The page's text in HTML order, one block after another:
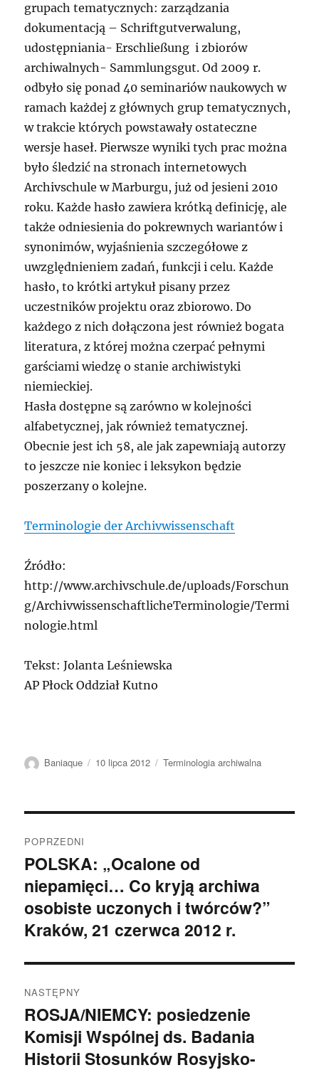
grupach tematycznych: zarządzania
dokumentacją – Schriftgutverwalung,
udostępniania- Erschließung i zbiorów
archiwalnych- Sammlungsgut. Od 2009 r.
odbyło się ponad 40 seminariów naukowych w
ramach każdej z głównych grup tematycznych,
w trakcie których powstawały ostateczne
wersje haseł. Pierwsze wyniki tych prac można
było śledzić na stronach internetowych
Archivschule w Marburgu, już od jesieni 2010
roku. Każde hasło zawiera krótką definicję, ale
także odniesienia do pokrewnych wariantów i
synonimów, wyjaśnienia szczegółowe z
uwzględnieniem zadań, funkcji i celu. Każde
hasło, to krótki artykuł pisany przez
uczestników projektu oraz zbiorowo. Do
każdego z nich dołączona jest również bogata
literatura, z której można czerpać pełnymi
garściami wiedzę o stanie archiwistyki
niemieckiej.
Hasła dostępne są zarówno w kolejności
alfabetycznej, jak również tematycznej.
Obecnie jest ich 58, ale jak zapewniają autorzy
to jeszcze nie koniec i leksykon będzie
poszerzany o kolejne.
Terminologie der Archivwissenschaft
Źródło:
http://www.archivschule.de/uploads/Forschun
g/ArchivwissenschaftlicheTerminologie/Termi
nologie.html
Tekst: Jolanta Leśniewska
AP Płock Oddział Kutno
Autor
Baniaque
Data
10 lipca 2012 Kategorie
Terminologia archiwalna
wpisu
POPRZEDNI
Poprzedni
wpis:
POLSKA: „Ocalone od
niepamięci… Co kryją archiwa
osobiste uczonych i twórców?”
Kraków, 21 czerwca 2012 r.
NASTĘPNY
Następny
wpis:
ROSJA/NIEMCY: posiedzenie
Komisji Wspólnej ds. Badania
Historii Stosunków Rosyjsko-